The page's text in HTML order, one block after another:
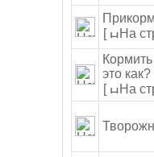
[
На
это как?
[
На